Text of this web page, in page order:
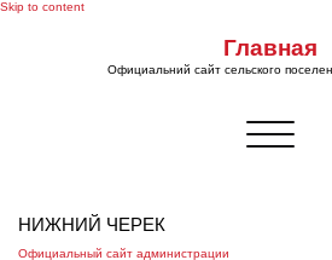
Skip to content
Главная
Официальний сайт сельского
Показать/
Скрыть
НИЖНИЙ ЧЕРЕК
Официальный сайт администрации